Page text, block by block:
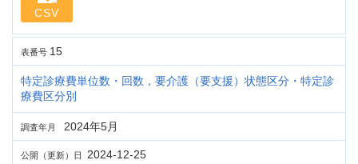
CSV
表番号 15
特定診療費単位数・回数，要介護（要支援）状態区分・特定診
療費区分別
調査年月 2024年5月
公開（更新）日 2024-12-25